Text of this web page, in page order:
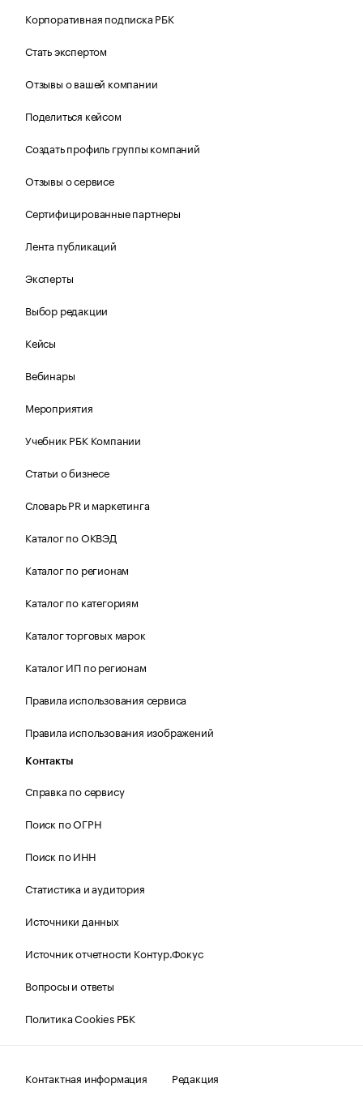
Корпоративная подписка РБК
Стать экспертом
Отзывы о вашей компании
Поделиться кейсом
Создать профиль группы компаний
Отзывы о сервисе
Сертифицированные партнеры
Лента публикаций
Эксперты
Выбор редакции
Кейсы
Вебинары
Мероприятия
Учебник РБК Компании
Статьи о бизнесе
Словарь PR и маркетинга
Каталог по ОКВЭД
Каталог по регионам
Каталог по категориям
Каталог торговых марок
Каталог ИП по регионам
Правила использования сервиса
Правила использования изображений
Контакты
Справка по сервису
Поиск по ОГРН
Поиск по ИНН
Статистика и аудитория
Источники данных
Источник отчетности Контур.Фокус
Вопросы и ответы
Политика Cookies РБК
Контактная информация
Редакция